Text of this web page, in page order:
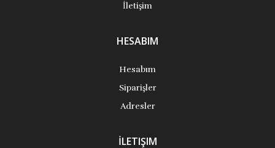
İletişim
HESABIM
Hesabım
Siparişler
Adresler
İLETIŞIM